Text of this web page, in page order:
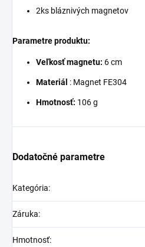
2ks bláznivých magnetov
Parametre produktu:
Veľkosť magnetu: 6 cm
Materiál : Magnet FE304
Hmotnosť: 106 g
Dodatočné parametre
Kategória:
Záruka:
Hmotnosť: